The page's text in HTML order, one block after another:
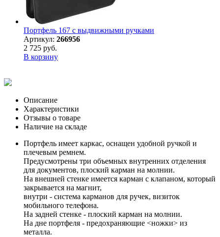
Портфель 167 с выдвижными ручками
Артикул: 266956
2 725 руб.
В корзину
Описание
Характеристики
Отзывы о товаре
Наличие на складе
Портфель имеет каркас, оснащен удобной ручкой и
плечевым ремнем.
Предусмотрены три объемных внутренних отделения
для документов, плоский карман на молнии.
На внешней стенке имеется карман с клапаном, который
закрывается на магнит,
внутри - система карманов для ручек, визиток
мобильного телефона.
На задней стенке - плоский карман на молнии.
На дне портфеля - предохраняющие <ножки> из
металла.